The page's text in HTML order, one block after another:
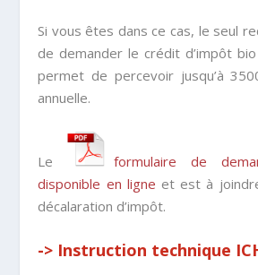
Si vous êtes dans ce cas, le seul
de demander le crédit d’impôt
permet de percevoir jusqu’à
annuelle.
Le
formulaire de
disponible en ligne et est à
décalaration d’impôt.
-> Instruction technique